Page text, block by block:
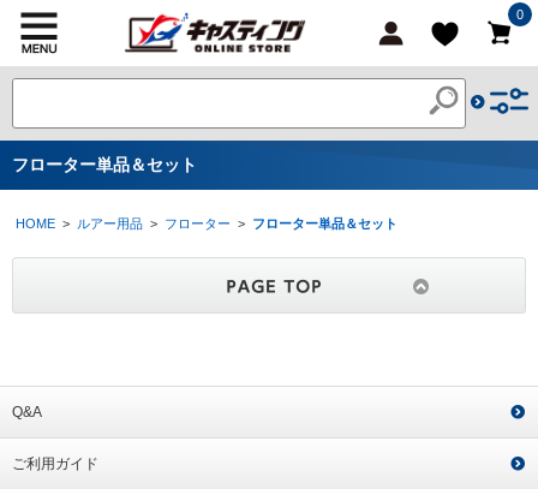
0
フローター単品＆セット
HOME > ルアー用品 > フローター > フローター単品＆セット
Q&A
ご利用ガイド